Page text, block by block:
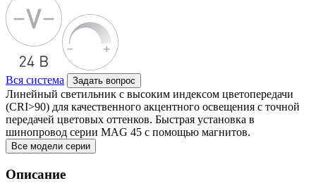
Вся система Задать вопрос
Линейный светильник с высоким индексом цветопередачи
(CRI>90) для качественного акцентного освещения с точной
передачей цветовых оттенков. Быстрая установка в
шинопровод серии MAG 45 с помощью магнитов.
Все модели серии
Описание